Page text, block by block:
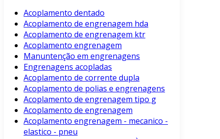
Acoplamento dentado
Acoplamento de engrenagem hda
Acoplamento de engrenagem ktr
Acoplamento engrenagem
Manuntenção em engrenagens
Engrenagens acopladas
Acoplamento de corrente dupla
Acoplamento de polias e engrenagens
Acoplamento de engrenagem tipo g
Acoplamento de engrenagem
Acoplamento engrenagem - mecanico -
elastico - pneu